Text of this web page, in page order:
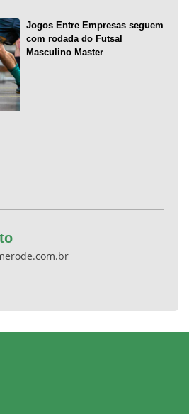
Jogos Entre Empresas seguem
com rodada do Futsal
Masculino Master